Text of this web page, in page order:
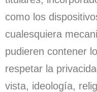
como los
cualesquiera
pudieren contener
respetar la
vista, ideología,